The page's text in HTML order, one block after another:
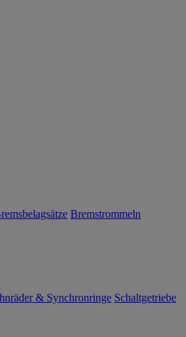
Bremstrommeln
& Synchronringe Schaltgetriebe